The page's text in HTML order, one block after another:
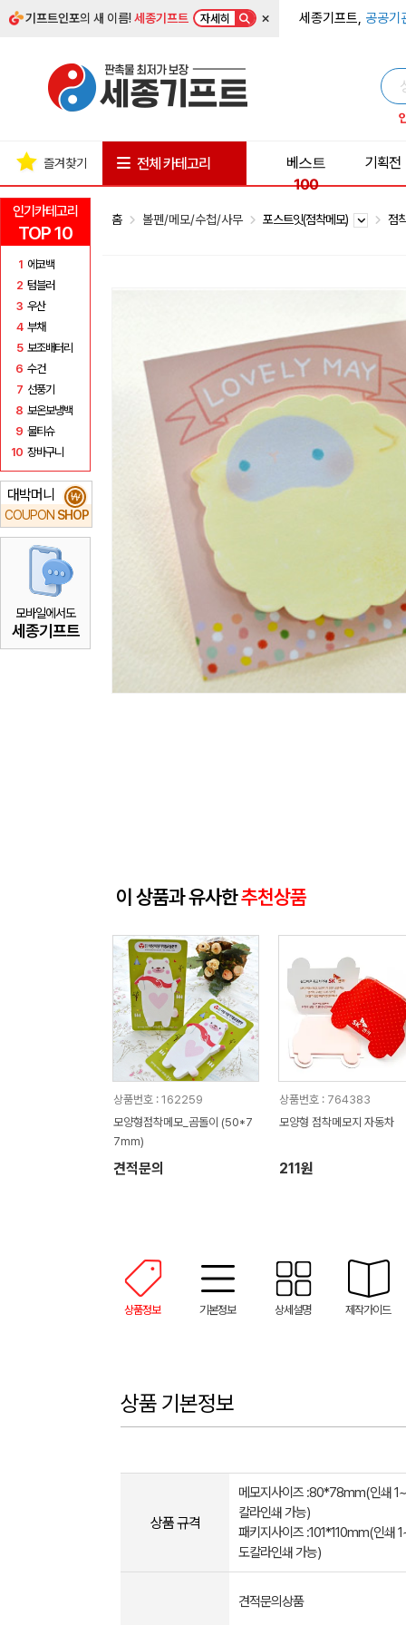
기프트인포의 새 이름!세종기프트 자세히 × 세종기프트, 공공기
인기카테고리
TOP 10
1 에코백
2 텀블러
3 우산
4 부채
5 보조배터리
6 수건
7 선풍기
8 보온보냉백
9 물티슈
10 장바구니
대박머니
COUPON SHOP
₩
모바일에서도
세종기프트
즐겨찾기 전체 카테고리
베스트
100
기획전
홈 볼펜/메모/수첩/사무 포스트잇(점착메모) 점
이 상품과 유사한추천상품
상품번호 : 162259
모양형점착메모_곰돌이 (50*7
7mm)
견적문의
상품번호 : 764383
모양형 점착메모지 자동차
211원
상품정보 기본정보 상세설명 제작가이드
상품 기본정보
상품 규격
메모지사이즈 :80*78mm(인쇄
칼라인쇄 가능)
패키지사이즈 :101*110mm(인쇄
도칼라인쇄 가능)
견적문의상품